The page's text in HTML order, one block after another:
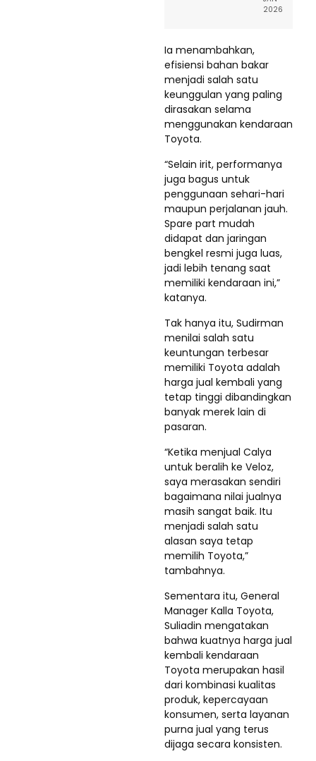
2026
Ia menambahkan,
efisiensi bahan bakar
menjadi salah satu
keunggulan yang paling
dirasakan selama
menggunakan kendaraan
Toyota.
“Selain irit, performanya
juga bagus untuk
penggunaan sehari-hari
maupun perjalanan jauh.
Spare part mudah
didapat dan jaringan
bengkel resmi juga luas,
jadi lebih tenang saat
memiliki kendaraan ini,”
katanya.
Tak hanya itu, Sudirman
menilai salah satu
keuntungan terbesar
memiliki Toyota adalah
harga jual kembali yang
tetap tinggi dibandingkan
banyak merek lain di
pasaran.
“Ketika menjual Calya
untuk beralih ke Veloz,
saya merasakan sendiri
bagaimana nilai jualnya
masih sangat baik. Itu
menjadi salah satu
alasan saya tetap
memilih Toyota,”
tambahnya.
Sementara itu, General
Manager Kalla Toyota,
Suliadin mengatakan
bahwa kuatnya harga jual
kembali kendaraan
Toyota merupakan hasil
dari kombinasi kualitas
produk, kepercayaan
konsumen, serta layanan
purna jual yang terus
dijaga secara konsisten.